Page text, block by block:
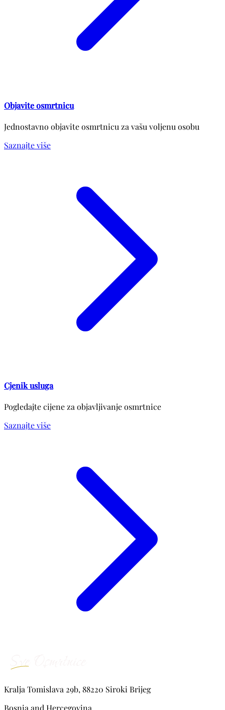
Objavite osmrtnicu
Jednostavno objavite osmrtnicu za vašu voljenu osobu
Saznajte više
Cjenik usluga
Pogledajte cijene za objavljivanje osmrtnice
Saznajte više
Kralja Tomislava 29b, 88220 Siroki Brijeg